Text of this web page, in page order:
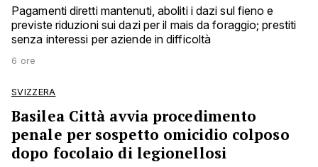
Pagamenti diretti mantenuti, aboliti i dazi sul fieno e
previste riduzioni sui dazi per il mais da foraggio; prestiti
senza interessi per aziende in difficoltà
6 ore
SVIZZERA
Basilea Città avvia procedimento
penale per sospetto omicidio colposo
dopo focolaio di legionellosi